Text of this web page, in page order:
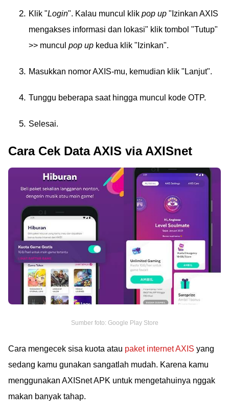
Klik "Login". Kalau muncul klik pop up "Izinkan AXIS
mengakses informasi dan lokasi" klik tombol "Tutup"
>> muncul pop up kedua klik "Izinkan".
Masukkan nomor AXIS-mu, kemudian klik "Lanjut".
Tunggu beberapa saat hingga muncul kode OTP.
Selesai.
Cara Cek Data AXIS via AXISnet
Sumber foto: Google Play Store
Cara mengecek sisa kuota atau paket internet AXIS yang
sedang kamu gunakan sangatlah mudah. Karena kamu
menggunakan AXISnet APK untuk mengetahuinya nggak
makan banyak tahap.